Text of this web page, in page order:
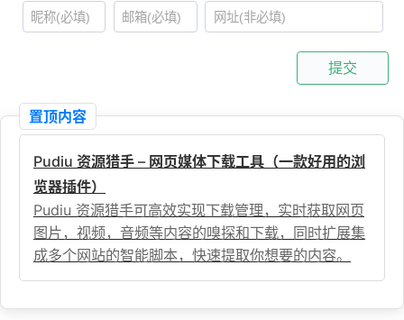
提交
置顶内容
Pudiu 资源猎手 – 网页媒体下载工具（一款好用的浏
览器插件）
Pudiu 资源猎手可高效实现下载管理，实时获取网页
图片，视频，音频等内容的嗅探和下载，同时扩展集
成多个网站的智能脚本，快速提取你想要的内容。